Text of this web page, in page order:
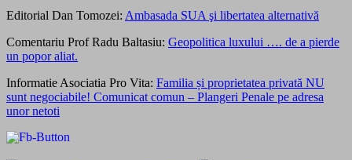
Editorial Dan Tomozei: Ambasada SUA şi libertatea alternativă
Comentariu Prof Radu Baltasiu: Geopolitica luxului …. de a pierde
un popor aliat.
Informatie Asociatia Pro Vita: Familia și proprietatea privată NU
sunt negociabile! Comunicat comun – Plangeri Penale pe adresa
unor netoti